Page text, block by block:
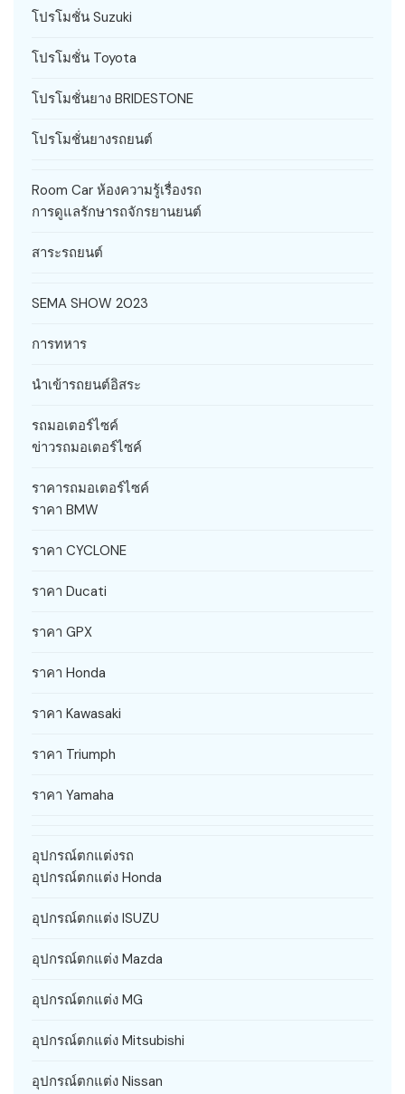
โปรโมชั่น Suzuki
โปรโมชั่น Toyota
โปรโมชั่นยาง BRIDESTONE
โปรโมชั่นยางรถยนต์
Room Car ห้องความรู้เรื่องรถ
การดูแลรักษารถจักรยานยนต์
สาระรถยนต์
SEMA SHOW 2023
การทหาร
นำเข้ารถยนต์อิสระ
รถมอเตอร์ไซค์
ข่าวรถมอเตอร์ไซค์
ราคารถมอเตอร์ไซค์
ราคา BMW
ราคา CYCLONE
ราคา Ducati
ราคา GPX
ราคา Honda
ราคา Kawasaki
ราคา Triumph
ราคา Yamaha
อุปกรณ์ตกแต่งรถ
อุปกรณ์ตกแต่ง Honda
อุปกรณ์ตกแต่ง ISUZU
อุปกรณ์ตกแต่ง Mazda
อุปกรณ์ตกแต่ง MG
อุปกรณ์ตกแต่ง Mitsubishi
อุปกรณ์ตกแต่ง Nissan